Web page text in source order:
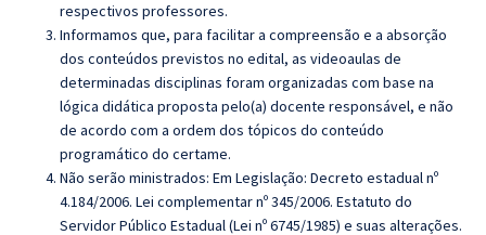
respectivos professores.
Informamos que, para facilitar a compreensão e a absorção
dos conteúdos previstos no edital, as videoaulas de
determinadas disciplinas foram organizadas com base na
lógica didática proposta pelo(a) docente responsável, e não
de acordo com a ordem dos tópicos do conteúdo
programático do certame.
Não serão ministrados: Em Legislação: Decreto estadual nº
4.184/2006. Lei complementar nº 345/2006. Estatuto do
Servidor Público Estadual (Lei nº 6745/1985) e suas alterações.